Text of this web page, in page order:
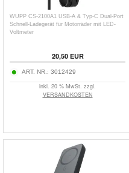
WUPP CS-2100A1 USB-A & Typ-C Dual-Port
Schnell-Ladegerät für Motorräder mit LED-
Voltmeter
20,50EUR
ART. NR.: 3012429
inkl. 20 % MwSt. zzgl.
VERSANDKOSTEN